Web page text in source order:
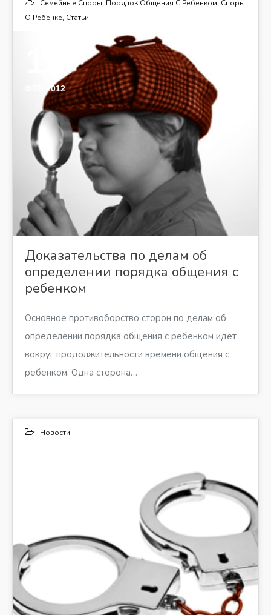
Семейные Споры, Порядок Общения С Ребенком, Споры
О Ребенке, Статьи
ФЕВ 2012
Доказательства по делам об
определении порядка общения с
ребенком
Основное противоборство сторон по делам об
определении порядка общения с ребенком идет
вокруг продолжительности времени общения с
ребенком. Одна сторона…
Новости